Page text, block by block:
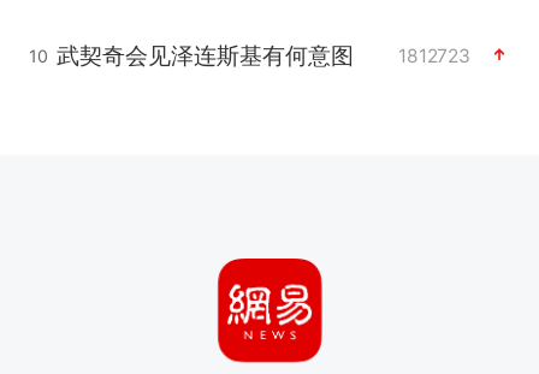
10 武契奇会见泽连斯基有何意图 1812723